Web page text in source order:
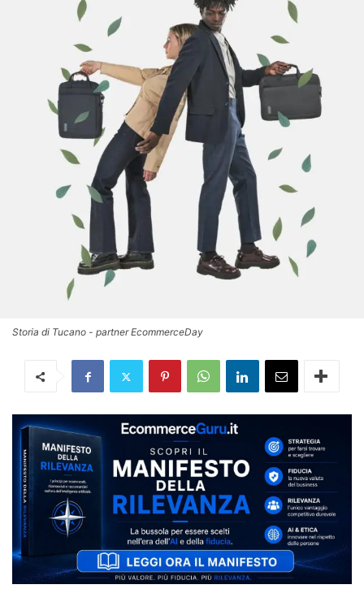
Storia di Tucano - partner EcommerceDay